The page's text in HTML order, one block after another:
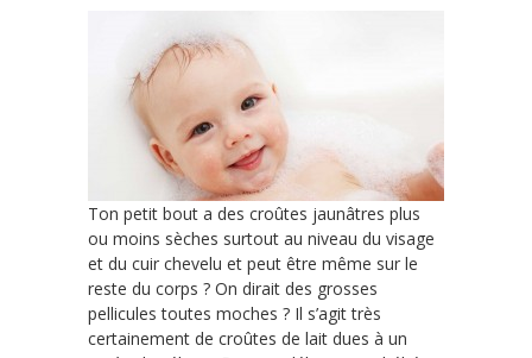
Ton petit bout a des croûtes jaunâtres plus
ou moins sèches surtout au niveau du visage
et du cuir chevelu et peut être même sur le
reste du corps ? On dirait des grosses
pellicules toutes moches ? Il s’agit très
certainement de croûtes de lait dues à un